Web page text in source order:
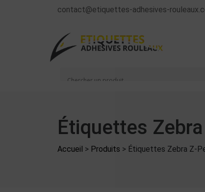
contact@etiquettes-adhesives-
Étiquettes
Accueil > Produits > Étiquettes Zebra Z-